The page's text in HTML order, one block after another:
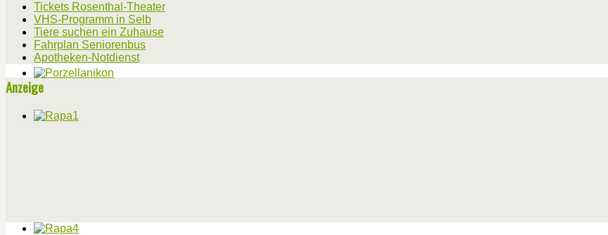
Tickets Rosenthal-Theater
VHS-Programm in Selb
Tiere suchen ein Zuhause
Fahrplan Seniorenbus
Apotheken-Notdienst
Anzeige